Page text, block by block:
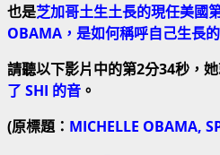
也是芝加哥土生土長的現任美國
OBAMA ，是如何稱呼自己生長
請聽以下影片中的第2分34秒，
了 SHI 的音 。
(原標題： MICHELLE OBAMA,